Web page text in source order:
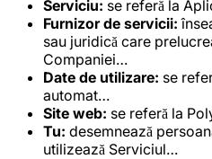
Serviciu: se referă la
Furnizor de servicii:
sau juridică care
Companiei…
Date de utilizare: se
automat…
Site web: se referă la
Tu: desemnează
utilizează Serviciul…